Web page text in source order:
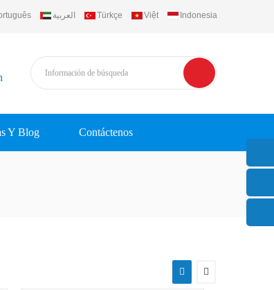
العربية Türkçe Việt Indonesia
Y Blog Contáctenos